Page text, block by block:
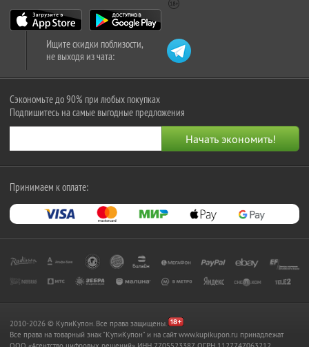
Ищите скидки поблизости,
не выходя из чата:
Сэкономьте до 90% при любых покупках
Подпишитесь на самые выгодные предложения
Принимаем к оплате:
2010-2026 © КупиКупон. Все права защищены.
Все права на товарный знак "КупиКупон" и на сайт www.kupikupon.ru принадлежат